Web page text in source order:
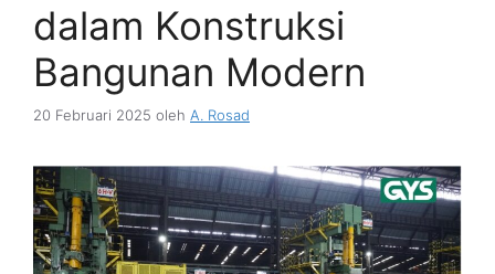
dalam Konstruksi
Bangunan Modern
20 Februari 2025 oleh A. Rosad